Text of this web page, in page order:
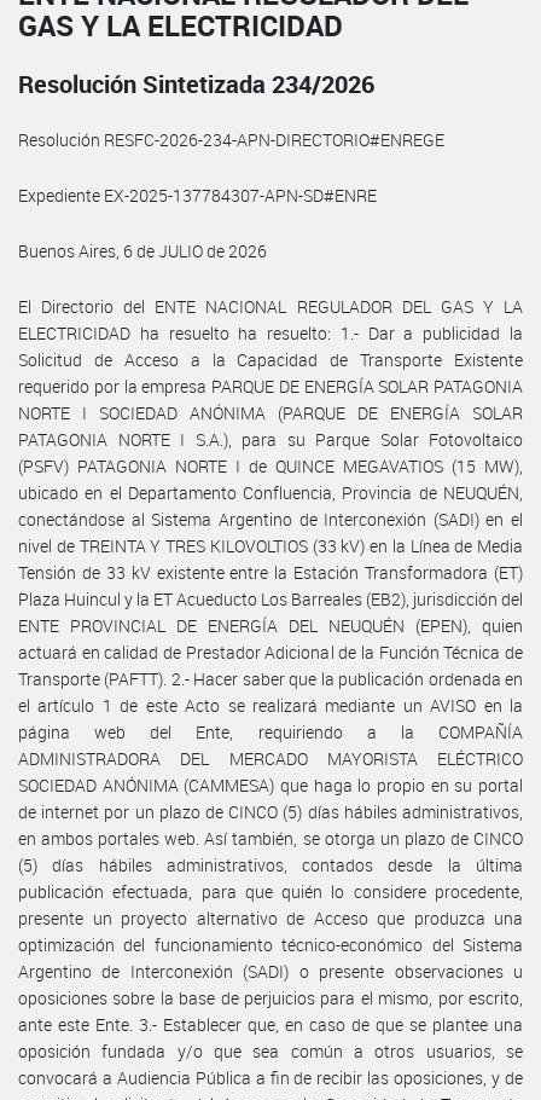
GAS Y LA ELECTRICIDAD
Resolución Sintetizada 234/2026
Resolución RESFC-2026-234-APN-DIRECTORIO#ENREGE
Expediente EX-2025-137784307-APN-SD#ENRE
Buenos Aires, 6 de JULIO de 2026
El Directorio del ENTE NACIONAL REGULADOR DEL GAS Y LA
ELECTRICIDAD ha resuelto ha resuelto: 1.- Dar a publicidad la
Solicitud de Acceso a la Capacidad de Transporte Existente
requerido por la empresa PARQUE DE ENERGÍA SOLAR PATAGONIA
NORTE I SOCIEDAD ANÓNIMA (PARQUE DE ENERGÍA SOLAR
PATAGONIA NORTE I S.A.), para su Parque Solar Fotovoltaico
(PSFV) PATAGONIA NORTE I de QUINCE MEGAVATIOS (15 MW),
ubicado en el Departamento Confluencia, Provincia de NEUQUÉN,
conectándose al Sistema Argentino de Interconexión (SADI) en el
nivel de TREINTA Y TRES KILOVOLTIOS (33 kV) en la Línea de Media
Tensión de 33 kV existente entre la Estación Transformadora (ET)
Plaza Huincul y la ET Acueducto Los Barreales (EB2), jurisdicción del
ENTE PROVINCIAL DE ENERGÍA DEL NEUQUÉN (EPEN), quien
actuará en calidad de Prestador Adicional de la Función Técnica de
Transporte (PAFTT). 2.- Hacer saber que la publicación ordenada en
el artículo 1 de este Acto se realizará mediante un AVISO en la
página web del Ente, requiriendo a la COMPAÑÍA
ADMINISTRADORA DEL MERCADO MAYORISTA ELÉCTRICO
SOCIEDAD ANÓNIMA (CAMMESA) que haga lo propio en su portal
de internet por un plazo de CINCO (5) días hábiles administrativos,
en ambos portales web. Así también, se otorga un plazo de CINCO
(5) días hábiles administrativos, contados desde la última
publicación efectuada, para que quién lo considere procedente,
presente un proyecto alternativo de Acceso que produzca una
optimización del funcionamiento técnico-económico del Sistema
Argentino de Interconexión (SADI) o presente observaciones u
oposiciones sobre la base de perjuicios para el mismo, por escrito,
ante este Ente. 3.- Establecer que, en caso de que se plantee una
oposición fundada y/o que sea común a otros usuarios, se
convocará a Audiencia Pública a fin de recibir las oposiciones, y de